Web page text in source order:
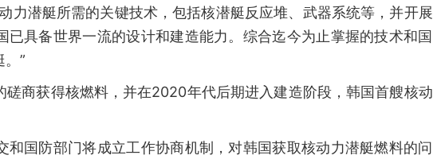
力潜艇所需的关键技术，包括核潜艇反应堆、武器系统等，并开
已具备世界一流的设计和建造能力。综合迄今为止掌握的技术和
”
商获得核燃料，并在2020年代后期进入建造阶段，韩国首艘核
和国防部门将成立工作协商机制，对韩国获取核动力潜艇燃料的